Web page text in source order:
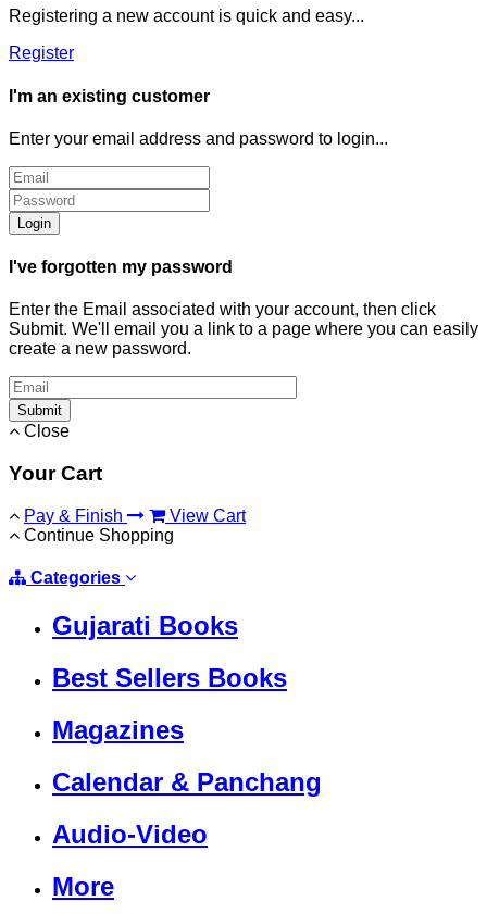
Registering a new account is quick and easy...
Register
I'm an existing customer
Enter your email address and password to login...
Login
I've forgotten my password
Enter the Email associated with your account, then click
Submit. We'll email you a link to a page where you can easily
create a new password.
Submit
Close
Your Cart
Pay & Finish
View Cart
Continue Shopping
Categories
Gujarati Books
Best Sellers Books
Magazines
Calendar & Panchang
Audio-Video
More